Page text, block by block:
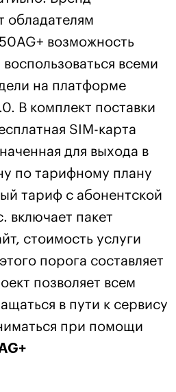
обладателям
возможность
всеми
на платформе
В комплект поставки
SIM-карта
для выхода в
по тарифному плану
тариф с абонентской
включает пакет
стоимость услуги
порога составляет
позволяет всем
в пути к сервису
при помощи